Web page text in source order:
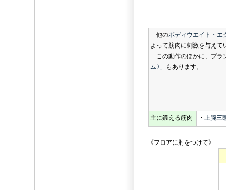
他のボディウエイト・エ
よって筋肉に刺激を与えて
この動作のほかに、プラ
ム)」
もあります。
主に鍛える筋肉 ・ 上腕三
《フロアに肘をつけて》